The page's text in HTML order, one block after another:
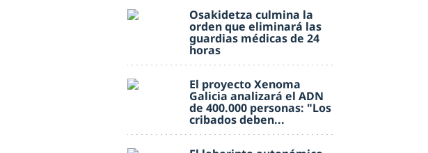
Osakidetza culmina la
orden que eliminará las
guardias médicas de 24
horas
El proyecto Xenoma
Galicia analizará el ADN
de 400.000 personas: "Los
cribados deben...